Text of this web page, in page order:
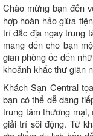
Chào mừng bạn đến
hợp hoàn hảo giữa
trí đắc địa ngay trung
mang đến cho bạn
gian phòng ốc đến
khoảnh khắc thư giãn
Khách Sạn Central
bạn có thể dễ dàng
trung tâm thương
giải trí sôi động. Từ